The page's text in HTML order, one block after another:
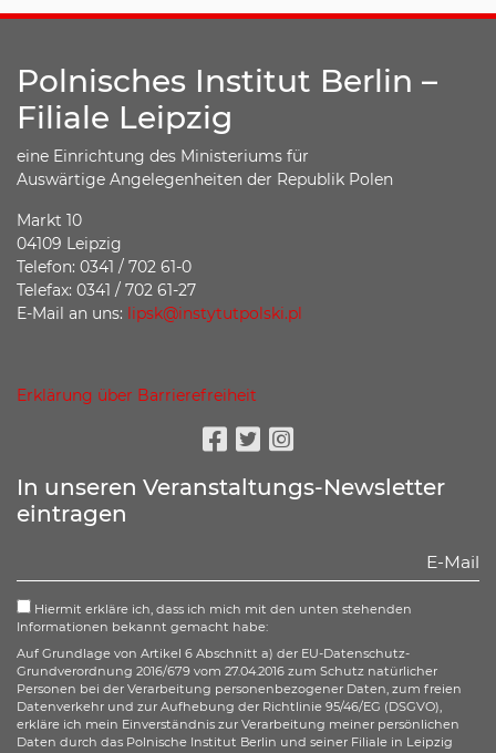
Polnisches Institut Berlin –
Filiale Leipzig
eine Einrichtung des Ministeriums für
Auswärtige Angelegenheiten der Republik Polen
Markt 10
04109 Leipzig
Telefon: 0341 / 702 61-0
Telefax: 0341 / 702 61-27
E-Mail an uns: lipsk@instytutpolski.pl
Erklärung über Barrierefreiheit
Facebook
TwitterInstagram
In unseren Veranstaltungs-Newsletter
eintragen
Hiermit erkläre ich, dass ich mich mit den unten stehenden
Informationen bekannt gemacht habe:
Auf Grundlage von Artikel 6 Abschnitt a) der EU-Datenschutz-
Grundverordnung 2016/679 vom 27.04.2016 zum Schutz natürlicher
Personen bei der Verarbeitung personenbezogener Daten, zum freien
Datenverkehr und zur Aufhebung der Richtlinie 95/46/EG (DSGVO),
erkläre ich mein Einverständnis zur Verarbeitung meiner persönlichen
Daten durch das Polnische Institut Berlin und seiner Filiale in Leipzig